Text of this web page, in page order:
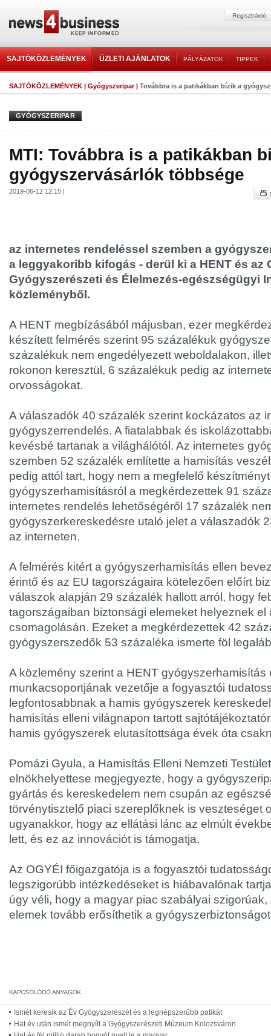
SAJTÓKÖZLEMÉNYEK ÜZLETI AJÁNLATOK PÁLYÁZATOK TIPPEK
SAJTÓKÖZLEMÉNYEK | Gyógyszeripar| Továbbra is a patikákban bízik a
GYÓGYSZERIPAR
MTI: Továbbra is a patikákban
gyógyszervásárlók többsége
2019-06-12 12:15 |
az internetes rendeléssel szemben a
a leggyakoribb kifogás - derül ki a HENT és az
Gyógyszerészeti és Élelmezés-egészségügyi
közleményből.
A HENT megbízásából májusban, ezer
készített felmérés szerint 95 százalékuk
százalékuk nem engedélyezett weboldalakon,
rokonon keresztül, 6 százalékuk pedig az
orvosságokat.
A válaszadók 40 százalék szerint kockázatos az
gyógyszerrendelés. A fiatalabbak és
kevésbé tartanak a világhálótól. Az internetes
szemben 52 százalék említette a hamisítás
pedig attól tart, hogy nem a megfelelő
gyógyszerhamisításról a megkérdezettek 91
internetes rendelés lehetőségéről 17 százalék
gyógyszerkereskedésre utaló jelet a válaszadók
az interneten.
A felmérés kitért a gyógyszerhamisítás ellen
érintő és az EU tagországaira kötelezően előírt
válaszok alapján 29 százalék hallott arról, hogy
tagországaiban biztonsági elemeket helyeznek el
csomagolásán. Ezeket a megkérdezettek 42
gyógyszerszedők 53 százaléka ismerte föl
A közlemény szerint a HENT gyógyszerhamisítás
munkacsoportjának vezetője a fogyasztói
legfontosabbnak a hamis gyógyszerek
hamisítás elleni világnapon tartott
hamis gyógyszerek elutasítottsága évek óta
Pomázi Gyula, a Hamisítás Elleni Nemzeti
elnökhelyettese megjegyezte, hogy a
gyártás és kereskedelem nem csupán az
törvénytisztelő piaci szereplőknek is veszteséget
ugyanakkor, hogy az ellátási lánc az elmúlt
lett, és ez az innovációt is támogatja.
Az OGYÉI főigazgatója is a fogyasztói
legszigorúbb intézkedéseket is hiábavalónak
úgy véli, hogy a magyar piac szabályai
elemek tovább erősíthetik a
Ismét keresik az Év Gyógyszerészét és a legnépszerűbb patikát
Hat év után ismét megnyílt a Gyógyszerészeti Múzeum Kolozsváron